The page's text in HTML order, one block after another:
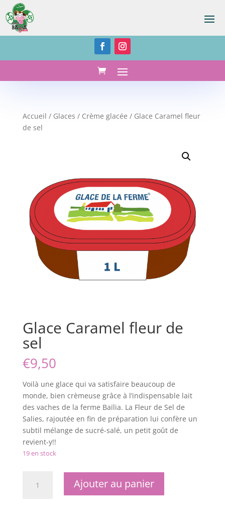
Accueil / Glaces / Crème glacée / Glace Caramel fleur
de sel
Glace Caramel fleur de
sel
€9,50
Voilà une glace qui va satisfaire beaucoup de
monde, bien crèmeuse grâce à l’indispensable lait
des vaches de la ferme Baïlia. La Fleur de Sel de
Salies, rajoutée en fin de préparation lui confère un
subtil mélange de sucré-salé, un petit goût de
revient-y!!
19 en stock
Ajouter au panier